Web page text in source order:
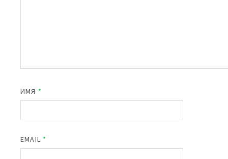
ИМЯ *
EMAIL *